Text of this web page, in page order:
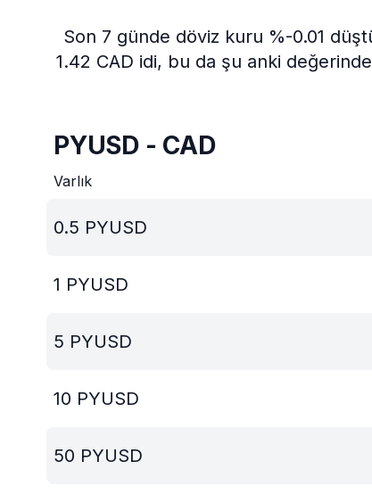
Son 7 günde döviz kuru %-0.01
1.42 CAD idi, bu da şu anki
PYUSD - CAD
Varlık
0.5 PYUSD
1 PYUSD
5 PYUSD
10 PYUSD
50 PYUSD